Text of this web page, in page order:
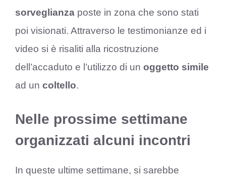
sorveglianza poste in zona che sono stati
poi visionati. Attraverso le testimonianze ed i
video si è risaliti alla ricostruzione
dell’accaduto e l’utilizzo di un oggetto simile
ad un coltello.
Nelle prossime settimane
organizzati alcuni incontri
In queste ultime settimane, si sarebbe